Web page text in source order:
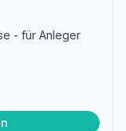
- für Anleger